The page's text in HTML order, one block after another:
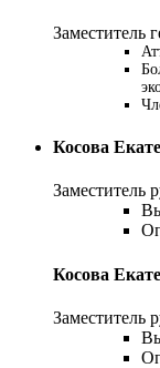
Заместитель
Косова
Заместитель
Косова
Заместитель